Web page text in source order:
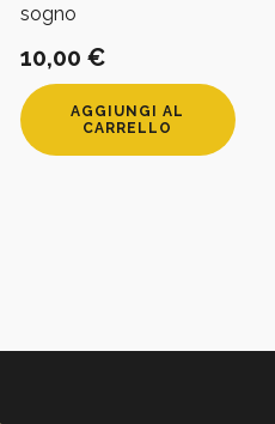
sogno
10,00 €
AGGIUNGI AL
CARRELLO